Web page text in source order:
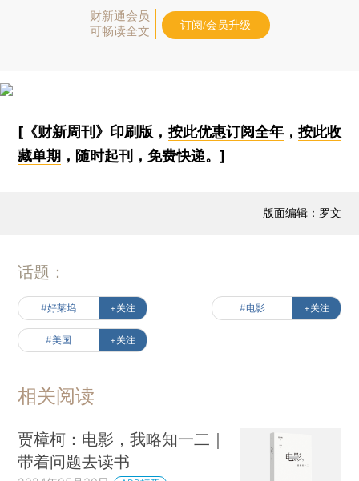
财新通会员
可畅读全文
订阅/会员升级
[《财新周刊》印刷版， 按此优惠订阅全年， 按此收
藏单期 ，随时起刊，免费快递。]
版面编辑：罗文
话题：
#好莱坞 +关注 #电影 +关注
#美国 +关注
相关阅读
贾樟柯：电影，我略知一二｜
带着问题去读书